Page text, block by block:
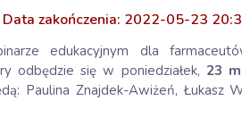
Data zakończenia: 2022-05-23
edukacyjnym dla
odbędzie się w poniedziałek, 23
Paulina Znajdek-Awiżeń, Łukasz